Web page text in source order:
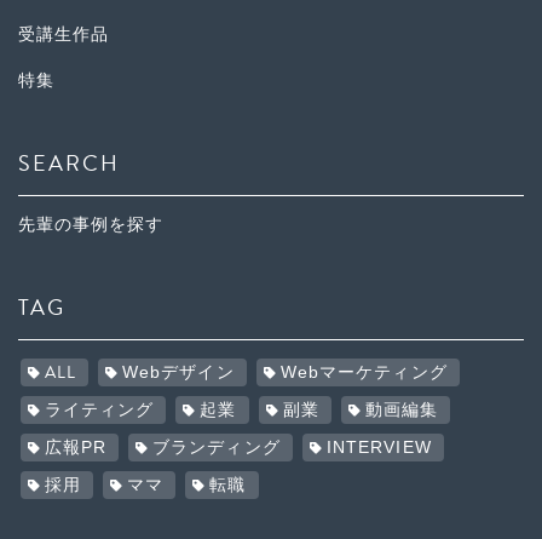
受講生作品
特集
SEARCH
先輩の事例を探す
TAG
ALL Webデザイン Webマーケティング
ライティング 起業 副業 動画編集
広報PR ブランディング INTERVIEW
採用 ママ 転職